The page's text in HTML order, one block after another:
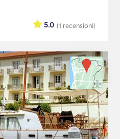
(1 recensioni)
5.0